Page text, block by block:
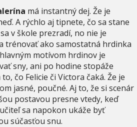
má instantný dej. Že je
A rýchlo aj tipnete, čo sa stane
v škole prezradí, no nie je
trénovať ako samostatná hrdinka
motívom hrdinov je
sny, ani po hodine stopáže
čo Felicie či Victora čaká. Že je
jasné, poučné. Aj to, že si scenár
postavou presne vtedy, keď
sa napokon ukáže byť
súčasťou snu.